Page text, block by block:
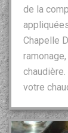
de la
Chapelle
votre